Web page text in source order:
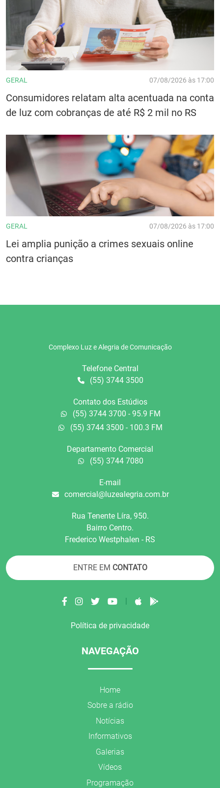
GERAL 07/08/2026 às 17:00
Consumidores relatam alta acentuada na conta
de luz com cobranças de até R$ 2 mil no RS
GERAL 07/08/2026 às 17:00
Lei amplia punição a crimes sexuais online
contra crianças
Complexo Luz e Alegria de Comunicação
Telefone Central
(55) 3744 3500
Contato dos Estúdios
(55) 3744 3700 - 95.9 FM
(55) 3744 3500 - 100.3 FM
Departamento Comercial
(55) 3744 7080
E-mail
comercial@luzealegria.com.br
Rua Tenente Líra, 950.
Bairro Centro.
Frederico Westphalen - RS
ENTRE EM CONTATO
|
Política de privacidade
NAVEGAÇÃO
Home
Sobre a rádio
Notícias
Informativos
Galerias
Vídeos
Programação